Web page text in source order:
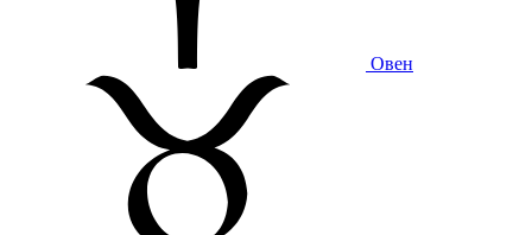
Овен